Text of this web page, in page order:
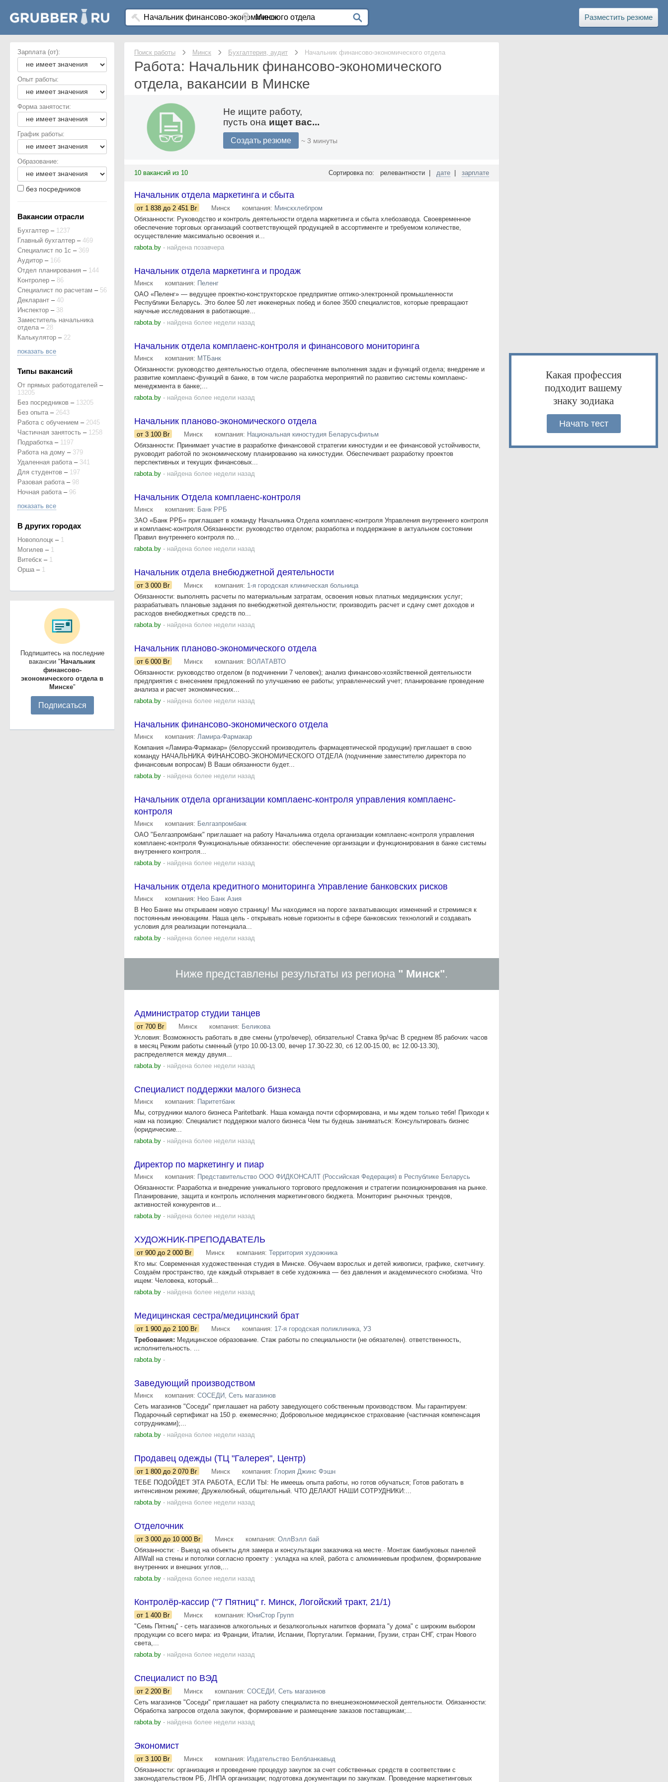
Разместить резюме
Поиск работы Минск Бухгалтерия, аудит Начальник финансово-экономического отдела
Работа: Начальник финансово-экономического
отдела, вакансии в Минске
Не ищите работу,
пусть она ищет вас...
Создать резюме ~ 3 минуты
10 вакансий из 10 Сортировка по: релевантности | дате зарплате
Начальник отдела маркетинга и сбыта
от 1 838 до 2 451 Br Минск компания: Минскхлебпром
Обязанности: Руководство и контроль деятельности отдела маркетинга и сбыта хлебозавода. Своевременное
обеспечение торговых организаций соответствующей продукцией в ассортименте и требуемом количестве,
осуществление максимально освоения и...
rabota.by - найдена позавчера
Начальник отдела маркетинга и продаж
Минск компания: Пеленг
ОАО «Пеленг» — ведущее проектно-конструкторское предприятие оптико-электронной промышленности
Республики Беларусь. Это более 50 лет инженерных побед и более 3500 специалистов, которые превращают
научные исследования в работающие...
rabota.by - найдена более недели назад
Начальник отдела комплаенс-контроля и финансового мониторинга
Минск компания: МТБанк
Обязанности: руководство деятельностью отдела, обеспечение выполнения задач и функций отдела; внедрение и
развитие комплаенс-функций в банке, в том числе разработка мероприятий по развитию системы комплаенс-
менеджмента в банке;...
rabota.by - найдена более недели назад
Начальник планово-экономического отдела
от 3 100 Br Минск компания: Национальная киностудия Беларусьфильм
Обязанности: Принимает участие в разработке финансовой стратегии киностудии и ее финансовой устойчивости,
руководит работой по экономическому планированию на киностудии. Обеспечивает разработку проектов
перспективных и текущих финансовых...
rabota.by - найдена более недели назад
Начальник Отдела комплаенс-контроля
Минск компания: Банк РРБ
ЗАО «Банк РРБ» приглашает в команду Начальника Отдела комплаенс-контроля Управления внутреннего контроля
и комплаенс-контроля.Обязанности: руководство отделом; разработка и поддержание в актуальном состоянии
Правил внутреннего контроля по...
rabota.by - найдена более недели назад
Начальник отдела внебюджетной деятельности
от 3 000 Br Минск компания: 1-я городская клиническая больница
Обязанности: выполнять расчеты по материальным затратам, освоения новых платных медицинских услуг;
разрабатывать плановые задания по внебюджетной деятельности; производить расчет и сдачу смет доходов и
расходов внебюджетных средств по...
rabota.by - найдена более недели назад
Начальник планово-экономического отдела
от 6 000 Br Минск компания: ВОЛАТАВТО
Обязанности: руководство отделом (в подчинении 7 человек); анализ финансово-хозяйственной деятельности
предприятия с внесением предложений по улучшению ее работы; управленческий учет; планирование проведение
анализа и расчет экономических...
rabota.by - найдена более недели назад
Начальник финансово-экономического отдела
Минск компания: Ламира-Фармакар
Компания «Ламира-Фармакар» (белорусский производитель фармацевтической продукции) приглашает в свою
команду НАЧАЛЬНИКА ФИНАНСОВО-ЭКОНОМИЧЕСКОГО ОТДЕЛА (подчинение заместителю директора по
финансовым вопросам) В Ваши обязанности будет...
rabota.by - найдена более недели назад
Начальник отдела организации комплаенс-контроля управления комплаенс-
контроля
Минск компания: Белгазпромбанк
ОАО "Белгазпромбанк" приглашает на работу Начальника отдела организации комплаенс-контроля управления
комплаенс-контроля Функциональные обязанности: обеспечение организации и функционирования в банке системы
внутреннего контроля...
rabota.by - найдена более недели назад
Начальник отдела кредитного мониторинга Управление банковских рисков
Минск компания: Нео Банк Азия
В Нео Банке мы открываем новую страницу! Мы находимся на пороге захватывающих изменений и стремимся к
постоянным инновациям. Наша цель - открывать новые горизонты в сфере банковских технологий и создавать
условия для реализации потенциала...
rabota.by - найдена более недели назад
Ниже представлены результаты из региона " Минск".
Администратор студии танцев
от 700 Br Минск компания: Беликова
Условия: Возможность работать в две смены (утро/вечер), обязательно! Ставка 9р/час В среднем 85 рабочих часов
в месяц Режим работы сменный (утро 10.00-13.00, вечер 17.30-22.30, сб 12.00-15.00, вс 12.00-13.30),
распределяется между двумя...
rabota.by - найдена более недели назад
Специалист поддержки малого бизнеса
Минск компания: Паритетбанк
Мы, сотрудники малого бизнеса Paritetbank. Наша команда почти сформирована, и мы ждем только тебя! Приходи к
нам на позицию: Специалист поддержки малого бизнеса Чем ты будешь заниматься: Консультировать бизнес
(юридические...
rabota.by - найдена более недели назад
Директор по маркетингу и пиар
Минск компания: Представительство ООО ФИДКОНСАЛТ (Российская Федерация) в Республике Беларусь
Обязанности: Разработка и внедрение уникального торгового предложения и стратегии позиционирования на рынке.
Планирование, защита и контроль исполнения маркетингового бюджета. Мониторинг рыночных трендов,
активностей конкурентов и...
rabota.by - найдена более недели назад
ХУДОЖНИК-ПРЕПОДАВАТЕЛЬ
от 900 до 2 000 Br Минск компания: Территория художника
Кто мы: Современная художественная студия в Минске. Обучаем взрослых и детей живописи, графике, скетчингу.
Создаём пространство, где каждый открывает в себе художника — без давления и академического снобизма. Что
ищем: Человека, который...
rabota.by - найдена более недели назад
Медицинская сестра/медицинский брат
от 1 900 до 2 100 Br Минск компания: 17-я городская поликлиника, УЗ
Требования: Медицинское образование. Стаж работы по специальности (не обязателен). ответственность,
исполнительность. ...
rabota.by -
Заведующий производством
Минск компания: СОСЕДИ, Сеть магазинов
Сеть магазинов "Соседи" приглашает на работу заведующего собственным производством. Мы гарантируем:
Подарочный сертификат на 150 р. ежемесячно; Добровольное медицинское страхование (частичная компенсация
сотрудниками);...
rabota.by - найдена более недели назад
Продавец одежды (ТЦ "Галерея", Центр)
от 1 800 до 2 070 Br Минск компания: Глория Джинс Фэшн
ТЕБЕ ПОДОЙДЕТ ЭТА РАБОТА, ЕСЛИ ТЫ: Не имеешь опыта работы, но готов обучаться; Готов работать в
интенсивном режиме; Дружелюбный, общительный. ЧТО ДЕЛАЮТ НАШИ СОТРУДНИКИ:...
rabota.by - найдена более недели назад
Отделочник
от 3 000 до 10 000 Br Минск компания: ОллВэлл бай
Обязанности: · Выезд на объекты для замера и консультации заказчика на месте.· Монтаж бамбуковых панелей
AllWall на стены и потолки согласно проекту : укладка на клей, работа с алюминиевым профилем, формирование
внутренних и внешних углов,...
rabota.by - найдена более недели назад
Контролёр-кассир ("7 Пятниц" г. Минск, Логойский тракт, 21/1)
от 1 400 Br Минск компания: ЮниСтор Групп
"Семь Пятниц" - сеть магазинов алкогольных и безалкогольных напитков формата "у дома" с широким выбором
продукции со всего мира: из Франции, Италии, Испании, Португалии. Германии, Грузии, стран СНГ, стран Нового
света,...
rabota.by - найдена более недели назад
Специалист по ВЭД
от 2 200 Br Минск компания: СОСЕДИ, Сеть магазинов
Сеть магазинов "Соседи" приглашает на работу специалиста по внешнеэкономической деятельности. Обязанности:
Обработка запросов отдела закупок, формирование и размещение заказов поставщикам;...
rabota.by - найдена более недели назад
Экономист
от 3 100 Br Минск компания: Издательство Белбланкавыд
Обязанности: организация и проведение процедур закупок за счет собственных средств в соответствии с
законодательством РБ, ЛНПА организации; подготовка документации по закупкам. Проведение маркетинговых
Зарплата (от):
Опыт работы:
Форма занятости:
График работы:
Образование:
без посредников
Вакансии отрасли
Бухгалтер – 1237
Главный бухгалтер – 469
Специалист по 1с – 369
Аудитор – 166
Отдел планирования – 144
Контролер – 86
Специалист по расчетам – 56
Декларант – 40
Инспектор – 38
Заместитель начальника
отдела – 28
Калькулятор – 22
показать все
Типы вакансий
От прямых работодателей –
13205
Без посредников – 13205
Без опыта – 2643
Работа с обучением – 2045
Частичная занятость – 1258
Подработка – 1197
Работа на дому – 379
Удаленная работа – 341
Для студентов – 197
Разовая работа – 98
Ночная работа – 96
показать все
В других городах
Новополоцк – 1
Могилев – 1
Витебск – 1
Орша – 1
Подпишитесь на последние
вакансии " Начальник
финансово-
экономического отдела в
Минске"
Подписаться
Какая профессия
подходит вашему
знаку зодиака
Начать тест